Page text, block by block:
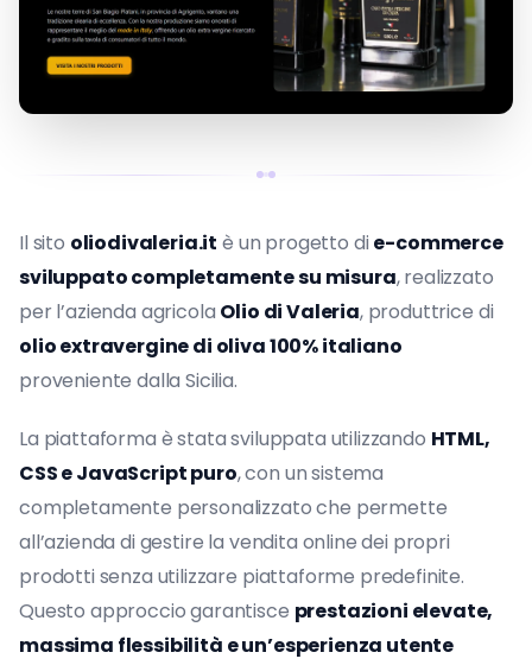
Il sito oliodivaleria.it è un progetto di e-commerce
sviluppato completamente su misura, realizzato
per l’azienda agricola Olio di Valeria, produttrice di
olio extravergine di oliva 100% italiano
proveniente dalla Sicilia.
La piattaforma è stata sviluppata utilizzando HTML,
CSS e JavaScript puro, con un sistema
completamente personalizzato che permette
all’azienda di gestire la vendita online dei propri
prodotti senza utilizzare piattaforme predefinite.
Questo approccio garantisce prestazioni elevate,
massima flessibilità e un’esperienza utente